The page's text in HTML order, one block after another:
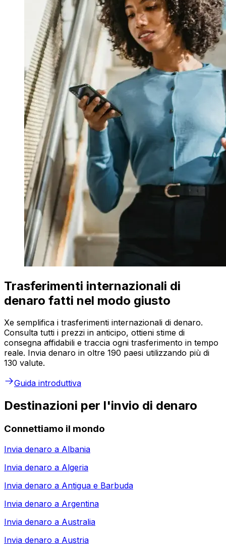
Trasferimenti internazionali di
denaro fatti nel modo giusto
Xe semplifica i trasferimenti internazionali di denaro.
Consulta tutti i prezzi in anticipo, ottieni stime di
consegna affidabili e traccia ogni trasferimento in tempo
reale. Invia denaro in oltre 190 paesi utilizzando più di
130 valute.
Guida introduttiva
Destinazioni per l'invio di denaro
Connettiamo il mondo
Invia denaro a Albania
Invia denaro a Algeria
Invia denaro a Antigua e Barbuda
Invia denaro a Argentina
Invia denaro a Australia
Invia denaro a Austria